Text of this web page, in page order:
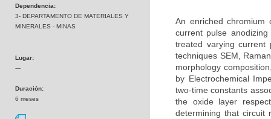
Dependencia:
3- DEPARTAMENTO DE MATERIALES Y
MINERALES - MINAS
Lugar:
---
Duración:
6 meses
An enriched chromium
current pulse
treated varying current
techniques SEM,
morphology
by Electrochemical
two-time constants
the oxide layer
determining that circuit